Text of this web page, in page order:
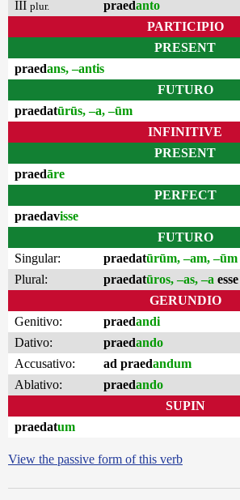
III plur. praedanto
PARTICIPIO
PRESENT
praedans, –antis
FUTURO
praedatūrūs, –a, –ūm
INFINITIVE
PRESENT
praedāre
PERFECT
praedavisse
FUTURO
Singular:
praedatūrūm, –am, –ūm
Plural:
praedatūros, –as, –a esse
GERUNDIO
Genitivo:
praedandi
Dativo:
praedando
Accusativo:
ad praedandum
Ablativo:
praedando
SUPIN
praedatum
View the passive form of this verb